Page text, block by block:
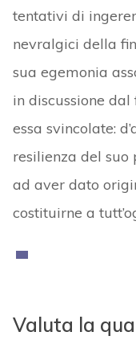
tentativi di
nevralgici della
sua egemonia
in discussione
essa svincolate:
resilienza del suo
ad aver dato
costituirne a
Valuta la